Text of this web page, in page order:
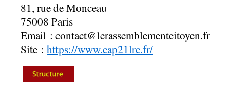
81, rue de Monceau
75008 Paris
Email : contact@lerassemblementcitoyen.fr
Site : https://www.cap21lrc.fr/